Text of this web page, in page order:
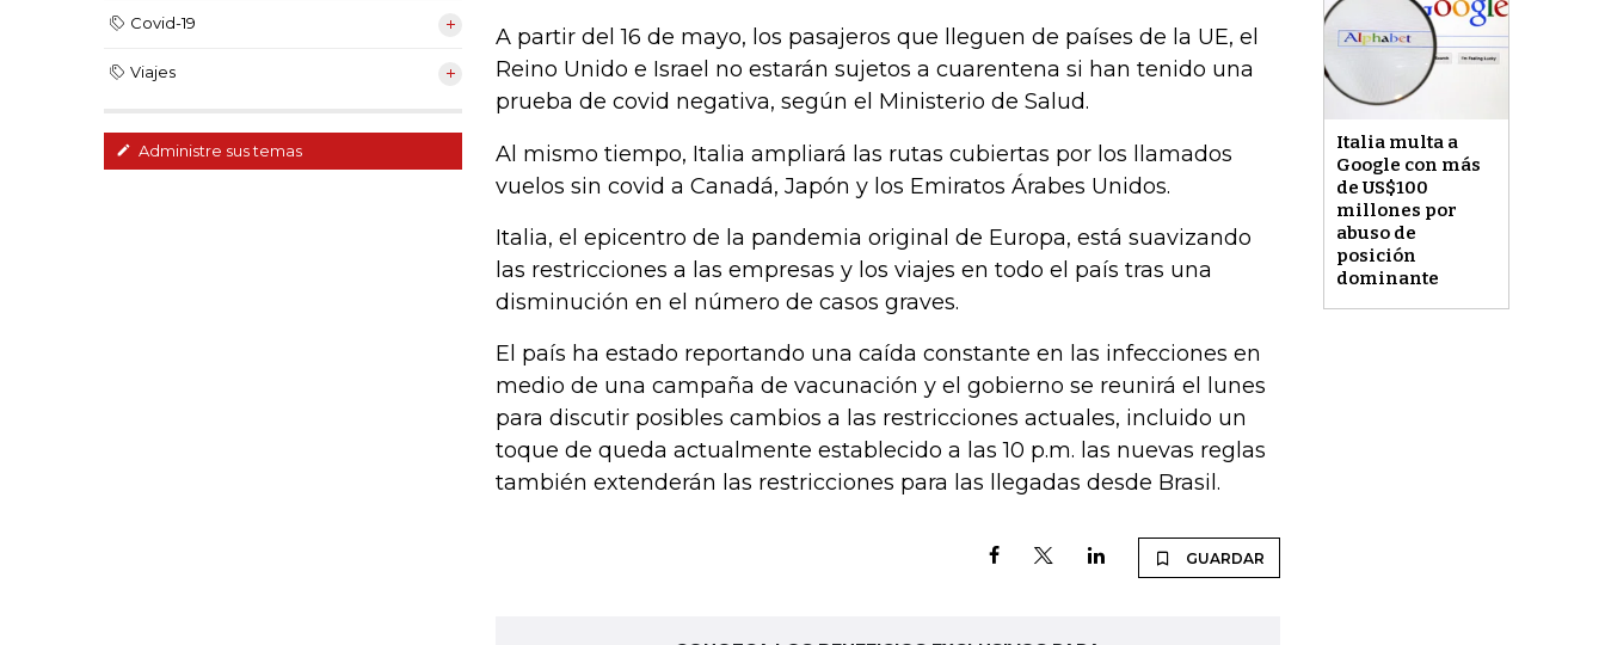
Covid-19
Viajes
Administre sus temas
Italia multa a
Google con más
de US$100
millones por
abuso de
posición
dominante
A partir del 16 de mayo, los pasajeros que lleguen de países de la UE, el
Reino Unido e Israel no estarán sujetos a cuarentena si han tenido una
prueba de covid negativa, según el Ministerio de Salud.
Al mismo tiempo, Italia ampliará las rutas cubiertas por los llamados
vuelos sin covid a Canadá, Japón y los Emiratos Árabes Unidos.
Italia, el epicentro de la pandemia original de Europa, está suavizando
las restricciones a las empresas y los viajes en todo el país tras una
disminución en el número de casos graves.
El país ha estado reportando una caída constante en las infecciones en
medio de una campaña de vacunación y el gobierno se reunirá el lunes
para discutir posibles cambios a las restricciones actuales, incluido un
toque de queda actualmente establecido a las 10 p.m. las nuevas reglas
también extenderán las restricciones para las llegadas desde Brasil.
GUARDAR